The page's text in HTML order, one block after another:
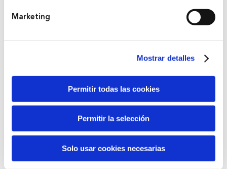
Marketing
Mostrar detalles
Permitir todas las cookies
Permitir la selección
Solo usar cookies necesarias